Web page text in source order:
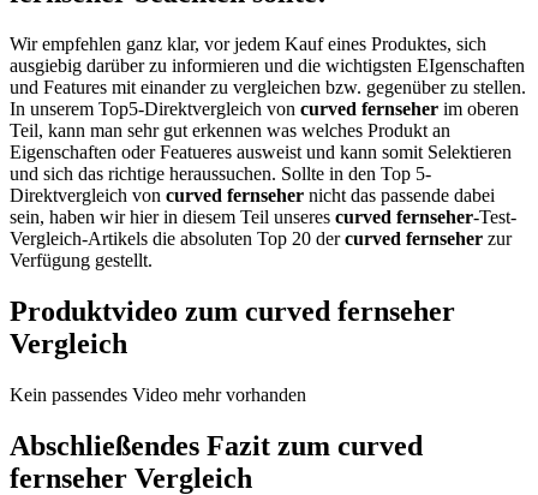
Wir empfehlen ganz klar, vor jedem Kauf eines Produktes, sich
ausgiebig darüber zu informieren und die wichtigsten EIgenschaften
und Features mit einander zu vergleichen bzw. gegenüber zu stellen.
In unserem Top5-Direktvergleich von curved fernseher im oberen
Teil, kann man sehr gut erkennen was welches Produkt an
Eigenschaften oder Featueres ausweist und kann somit Selektieren
und sich das richtige heraussuchen. Sollte in den Top 5-
Direktvergleich von curved fernseher nicht das passende dabei
sein, haben wir hier in diesem Teil unseres curved fernseher-Test-
Vergleich-Artikels die absoluten Top 20 dercurved fernseher zur
Verfügung gestellt.
Produktvideo zum curved fernseher
Vergleich
Kein passendes Video mehr vorhanden
Abschließendes Fazit zum curved
fernseher Vergleich